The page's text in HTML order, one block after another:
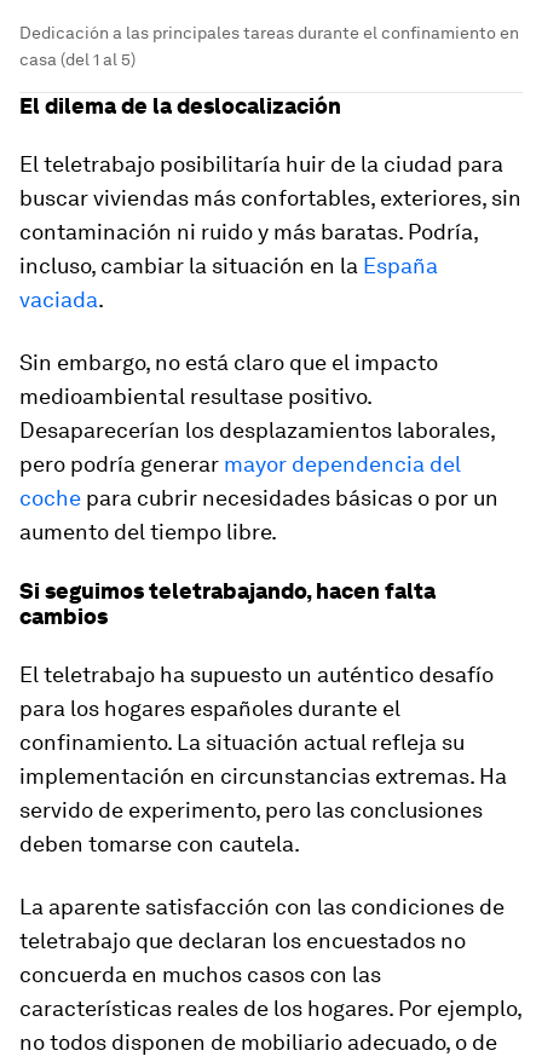
Dedicación a las principales tareas durante el confinamiento en
casa (del 1 al 5)
El dilema de la deslocalización
El teletrabajo posibilitaría huir de la ciudad para
buscar viviendas más confortables, exteriores, sin
contaminación ni ruido y más baratas. Podría,
incluso, cambiar la situación en la España
vaciada.
Sin embargo, no está claro que el impacto
medioambiental resultase positivo.
Desaparecerían los desplazamientos laborales,
pero podría generar mayor dependencia del
coche para cubrir necesidades básicas o por un
aumento del tiempo libre.
Si seguimos teletrabajando, hacen falta
cambios
El teletrabajo ha supuesto un auténtico desafío
para los hogares españoles durante el
confinamiento. La situación actual refleja su
implementación en circunstancias extremas. Ha
servido de experimento, pero las conclusiones
deben tomarse con cautela.
La aparente satisfacción con las condiciones de
teletrabajo que declaran los encuestados no
concuerda en muchos casos con las
características reales de los hogares. Por ejemplo,
no todos disponen de mobiliario adecuado, o de